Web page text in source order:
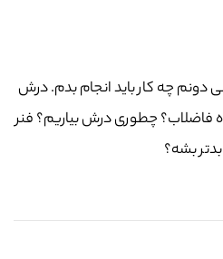
دونم چه کار باید انجام بدم. درش
فاضلاب؟ چطوری درش بیاریم؟ فنر
بشه؟